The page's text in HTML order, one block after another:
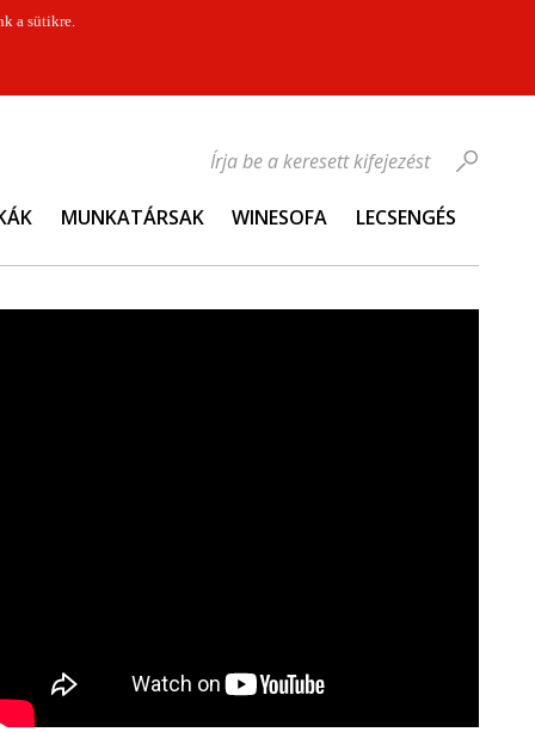
a sütikre.
MUNKATÁRSAK WINESOFA LECSENGÉS
Írja be a keresett kifejezést